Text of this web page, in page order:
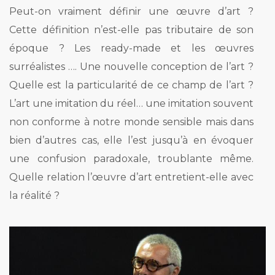
Peut-on vraiment définir une œuvre d’art ?
Cette définition n’est-elle pas tributaire de son
époque ?
Les ready-made et les œuvres
surréalistes …. Une nouvelle conception de l’art ?
Quelle est la particularité de ce champ de l’art ?
L’art une imitation du réel… une imitation souvent
non conforme à notre monde sensible mais dans
bien d’autres cas, elle l’est jusqu’à en évoquer
une confusion paradoxale, troublante même.
Quelle relation l’œuvre d’art entretient-elle avec
la réalité ?